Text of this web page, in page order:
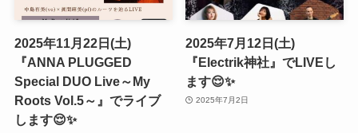
2025年11月22日(土)
『ANNA PLUGGED
Special DUO Live～My
Roots Vol.5～』でライブ
します😌✨
2025年7月12日(土)
『Electrik神社』でLIVEし
ます😌✨
2025年7月2日